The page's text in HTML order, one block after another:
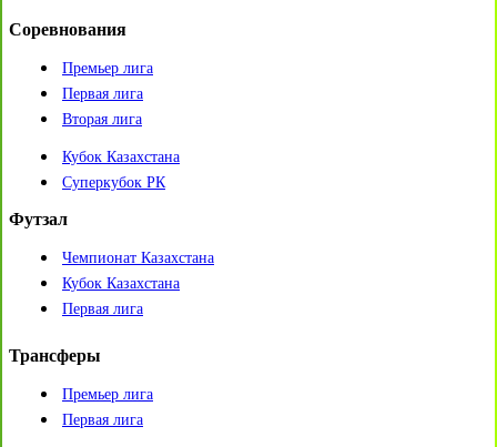
Соревнования
Премьер лига
Первая лига
Вторая лига
Кубок Казахстана
Суперкубок РК
Футзал
Чемпионат Казахстана
Кубок Казахстана
Первая лига
Трансферы
Премьер лига
Первая лига